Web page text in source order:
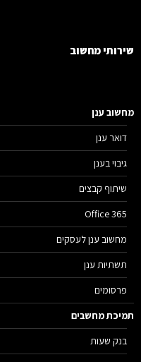
מחשוב
ענן
דואר ענן
גיבוי בענן
שיתוף קבצים
Office 365
מחשוב ענן לעסקים
תשתיות ענן
פרסומים
מחשבים
בנק שעות